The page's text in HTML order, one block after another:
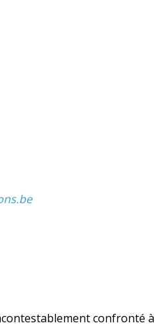
confronté à